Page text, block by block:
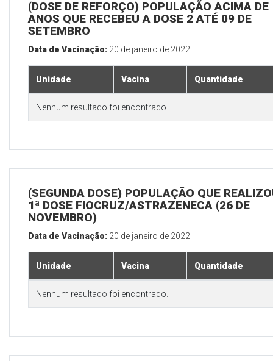
(DOSE DE REFORÇO) POPULAÇÃO ACIMA DE
ANOS QUE RECEBEU A DOSE 2 ATÉ 09 DE
SETEMBRO
Data de Vacinação: 20 de janeiro de 2022
Unidade Vacina Quantidade
Nenhum resultado foi encontrado.
(SEGUNDA DOSE) POPULAÇÃO QUE
1ª DOSE FIOCRUZ/ASTRAZENECA (26 DE
NOVEMBRO)
Data de Vacinação: 20 de janeiro de 2022
Unidade Vacina Quantidade
Nenhum resultado foi encontrado.